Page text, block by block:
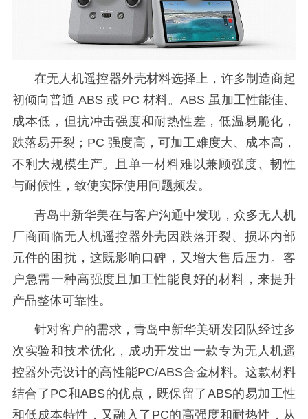
在无人机遥控器外壳材料选择上，许多制造商起
初倾向普通 ABS 或 PC 材料。ABS 虽加工性能佳、
成本低，但抗冲击强度和耐热性差，低温易脆化，
跌落易开裂；PC 强度高，可加工难度大、成本高，
不利大规模生产。且单一材料难以兼顾强度、韧性
与耐候性，致使实际使用问题频发。
青岛中新华美在与客户沟通中发现，众多无人机
厂商面临无人机遥控器外壳因跌落开裂、损坏内部
元件的困扰，这既影响口碑，又增大售后压力。客
户急需一种高强度且加工性能良好的材料，来提升
产品整体可靠性。
针对客户的需求，青岛中新华美研发团队经过多
次实验和技术优化，成功开发出一款专为无人机遥
控器外壳设计的高性能PC/ABS合金材料。这款材料
结合了PC和ABS的优点，既保留了ABS的易加工性
和低成本特性，又融入了PC的高强度和耐热性，从